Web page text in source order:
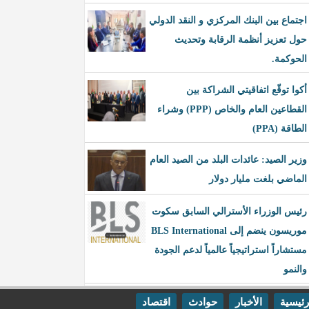
اجتماع بين البنك المركزي و النقد الدولي
حول تعزيز أنظمة الرقابة وتحديث
الحوكمة.
أكوا توقّع اتفاقيتي الشراكة بين
القطاعين العام والخاص (PPP) وشراء
الطاقة (PPA)
وزير الصيد: عائدات البلد من الصيد العام
الماضي بلغت مليار دولار
رئيس الوزراء الأسترالي السابق سكوت
موريسون ينضم إلى BLS International
مستشاراً استراتيجياً عالمياً لدعم الجودة
والنمو
الأخبار حوادث اقتصاد